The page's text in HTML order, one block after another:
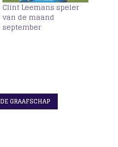
Clint Leemans speler
van de maand
september
DE GRAAFSCHAP